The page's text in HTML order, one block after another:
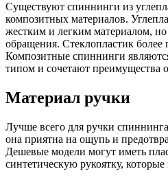
Существуют спиннинги из
композитных материалов.
жестким и легким материалом, но
обращения. Стеклопластик
Композитные спиннинги
типом и сочетают преимущества
Материал ручки
Лучше всего для ручки
она приятна на ощупь и
Дешевые модели могут иметь
синтетическую рукоятку,